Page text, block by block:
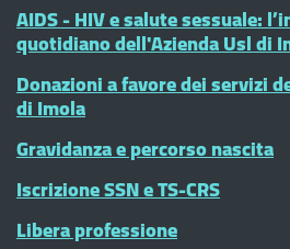
AIDS - HIV e salute sessuale:
quotidiano dell'Azienda Usl di
Donazioni a favore dei servizi
di Imola
Gravidanza e percorso nascita
Iscrizione SSN e TS-CRS
Libera professione